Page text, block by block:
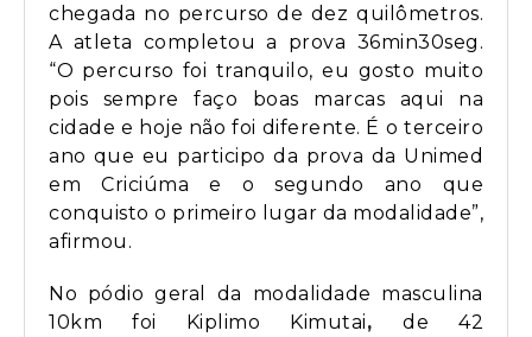
chegada no percurso de dez quilômetros.
A atleta completou a prova 36min30seg.
“O percurso foi tranquilo, eu gosto muito
pois sempre faço boas marcas aqui na
cidade e hoje não foi diferente. É o terceiro
ano que eu participo da prova da Unimed
em Criciúma e o segundo ano que
conquisto o primeiro lugar da modalidade”,
afirmou.
No pódio geral da modalidade masculina
10km foi Kiplimo Kimutai, de 42